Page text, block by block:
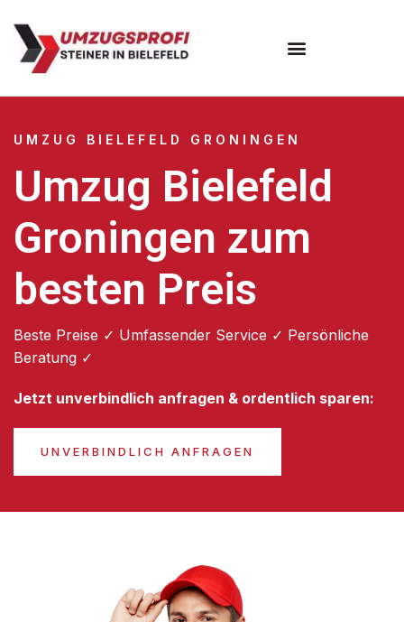
UMZUG BIELEFELD GRONINGEN
Umzug Bielefeld
Groningen zum
besten Preis
Beste Preise ✓ Umfassender Service ✓ Persönliche
Beratung ✓
Jetzt unverbindlich anfragen & ordentlich sparen:
UNVERBINDLICH ANFRAGEN